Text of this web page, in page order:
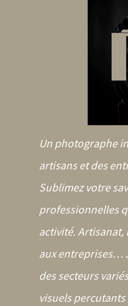
Un photographe
artisans et des
Sublimez votre
professionnelles
activité.
aux entreprises…
des secteurs
visuels